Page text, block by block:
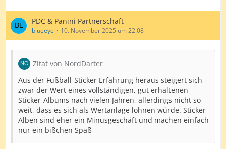
PDC & Panini Partnerschaft
blueeye 10. November 2025 um 22:08
Zitat von NordDarter
Aus der Fußball-Sticker Erfahrung heraus steigert sich
zwar der Wert eines vollständigen, gut erhaltenen
Sticker-Albums nach vielen Jahren, allerdings nicht so
weit, dass es sich als Wertanlage lohnen würde. Sticker-
Alben sind eher ein Minusgeschäft und machen einfach
nur ein bißchen Spaß